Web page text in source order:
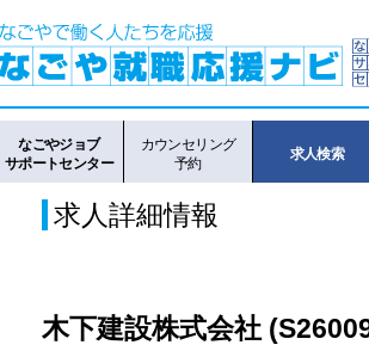
なごやジョブ
サポートセンター
カウンセリング
予約
求人検索
求人詳細情報
木下建設株式会社